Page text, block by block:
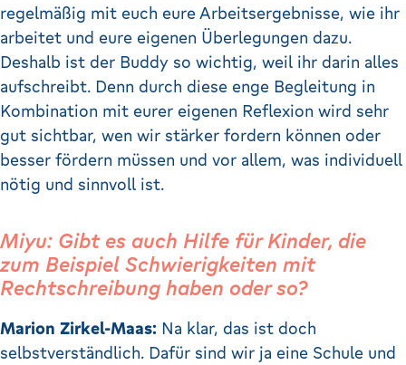
regelmäßig mit euch eure Arbeitsergebnisse, wie ihr
arbeitet und eure eigenen Überlegungen dazu.
Deshalb ist der Buddy so wichtig, weil ihr darin alles
aufschreibt. Denn durch diese enge Begleitung in
Kombination mit eurer eigenen Reflexion wird sehr
gut sichtbar, wen wir stärker fordern können oder
besser fördern müssen und vor allem, was individuell
nötig und sinnvoll ist.
Miyu: Gibt es auch Hilfe für Kinder, die
zum Beispiel Schwierigkeiten mit
Rechtschreibung haben oder so?
Marion Zirkel-Maas: Na klar, das ist doch
selbstverständlich. Dafür sind wir ja eine Schule und